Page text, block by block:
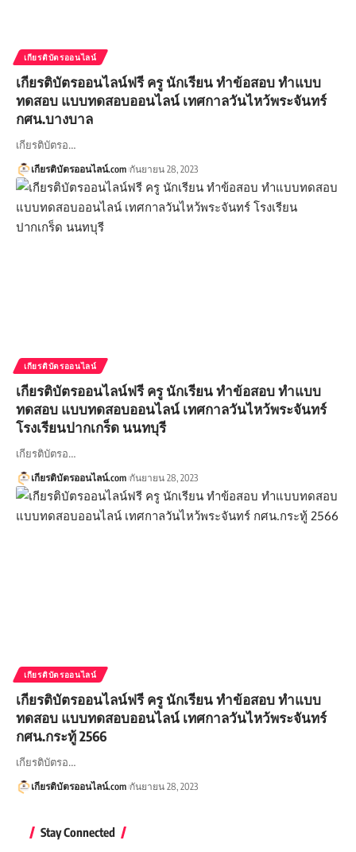
เกียรติบัตรออนไลน์
เกียรติบัตรออนไลน์ฟรี ครู นักเรียน ทำข้อสอบ ทำแบบ
ทดสอบ แบบทดสอบออนไลน์ เทศกาลวันไหว้พระจันทร์
กศน.บางบาล
เกียรติบัตรอ…
เกียรติบัตรออนไลน์.com กันยายน 28, 2023
เกียรติบัตรออนไลน์
เกียรติบัตรออนไลน์ฟรี ครู นักเรียน ทำข้อสอบ ทำแบบ
ทดสอบ แบบทดสอบออนไลน์ เทศกาลวันไหว้พระจันทร์
โรงเรียนปากเกร็ด นนทบุรี
เกียรติบัตรอ…
เกียรติบัตรออนไลน์.com กันยายน 28, 2023
เกียรติบัตรออนไลน์
เกียรติบัตรออนไลน์ฟรี ครู นักเรียน ทำข้อสอบ ทำแบบ
ทดสอบ แบบทดสอบออนไลน์ เทศกาลวันไหว้พระจันทร์
กศน.กระทู้ 2566
เกียรติบัตรอ…
เกียรติบัตรออนไลน์.com กันยายน 28, 2023
Stay Connected